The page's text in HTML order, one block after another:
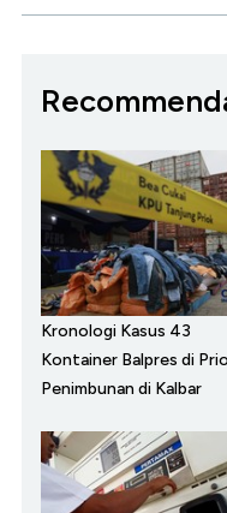
Kronologi Kasus 43
Kontainer Balpres di
Penimbunan di Kalbar